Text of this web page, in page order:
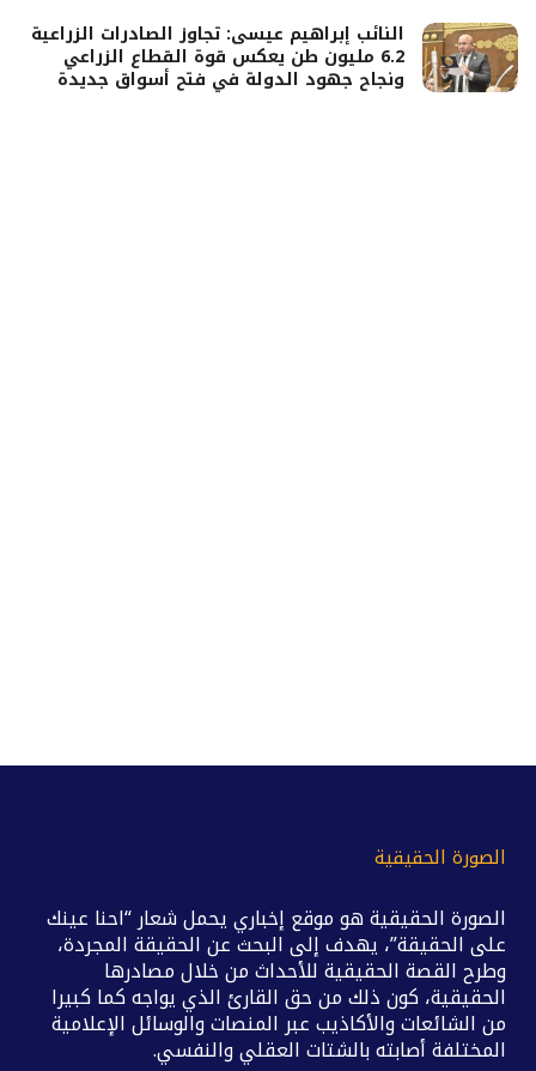
النائب إبراهيم عيسى: تجاوز الصادرات الزراعية
6.2 مليون طن يعكس قوة القطاع الزراعي
ونجاح جهود الدولة في فتح أسواق جديدة
الصورة الحقيقية
الصورة الحقيقية هو موقع إخباري يحمل شعار “احنا عينك
على الحقيقة”، يهدف إلى البحث عن الحقيقة المجردة،
وطرح القصة الحقيقية للأحداث من خلال مصادرها
الحقيقية، كون ذلك من حق القارئ الذي يواجه كما كبيرا
من الشائعات والأكاذيب عبر المنصات والوسائل الإعلامية
المختلفة أصابته بالشتات العقلي والنفسي.